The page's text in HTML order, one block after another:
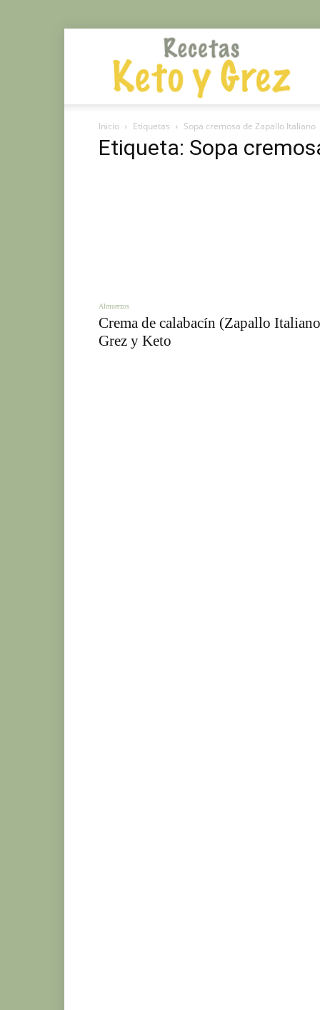
Inicio Etiquetas Sopa cremosa de Zapallo Italiano
Etiqueta: Sopa
Almuerzos
Crema de calabacín (Zapallo
Grez y Keto